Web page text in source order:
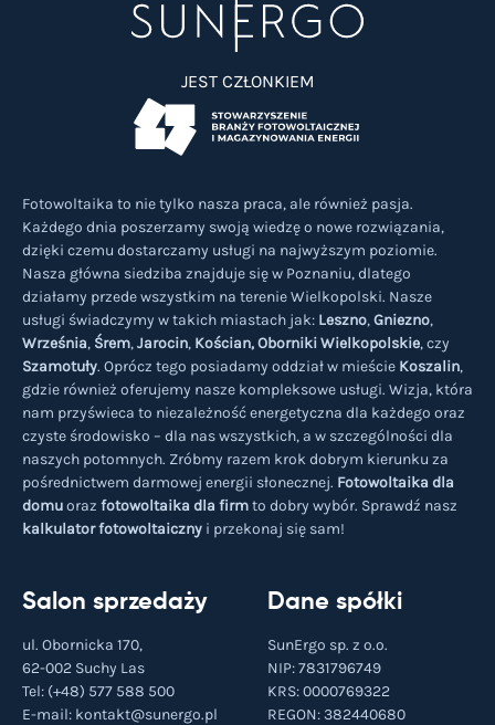
JEST CZŁONKIEM
Fotowoltaika to nie tylko nasza praca, ale również pasja.
Każdego dnia poszerzamy swoją wiedzę o nowe rozwiązania,
dzięki czemu dostarczamy usługi na najwyższym poziomie.
Nasza główna siedziba znajduje się w Poznaniu, dlatego
działamy przede wszystkim na terenie Wielkopolski. Nasze
usługi świadczymy w takich miastach jak: Leszno,Gniezno,
Września, Śrem,Jarocin, Kościan,Oborniki Wielkopolskie, czy
Szamotuły. Oprócz tego posiadamy oddział w mieście Koszalin,
gdzie również oferujemy nasze kompleksowe usługi. Wizja, która
nam przyświeca to niezależność energetyczna dla każdego oraz
czyste środowisko – dla nas wszystkich, a w szczególności dla
naszych potomnych. Zróbmy razem krok dobrym kierunku za
pośrednictwem darmowej energii słonecznej. Fotowoltaika dla
domuoraz fotowoltaika dla firmto dobry wybór. Sprawdź nasz
kalkulator fotowoltaiczny i przekonaj się sam!
Salon sprzedaży
ul. Obornicka 170,
62-002 Suchy Las
Tel: (+48) 577 588 500
E-mail: kontakt@sunergo.pl
Dane spółki
SunErgo sp. z o.o.
NIP: 7831796749
KRS: 0000769322
REGON: 382440680